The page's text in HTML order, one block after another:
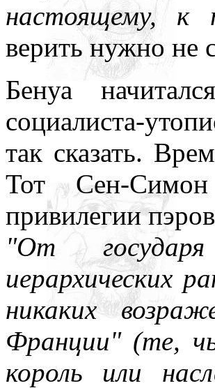
настоящему, к
верить нужно не
Бенуа
социалиста-
так сказать.
Тот Сен-Симон
привилегии
"От
иерархических
никаких
Франции" (те,
король или